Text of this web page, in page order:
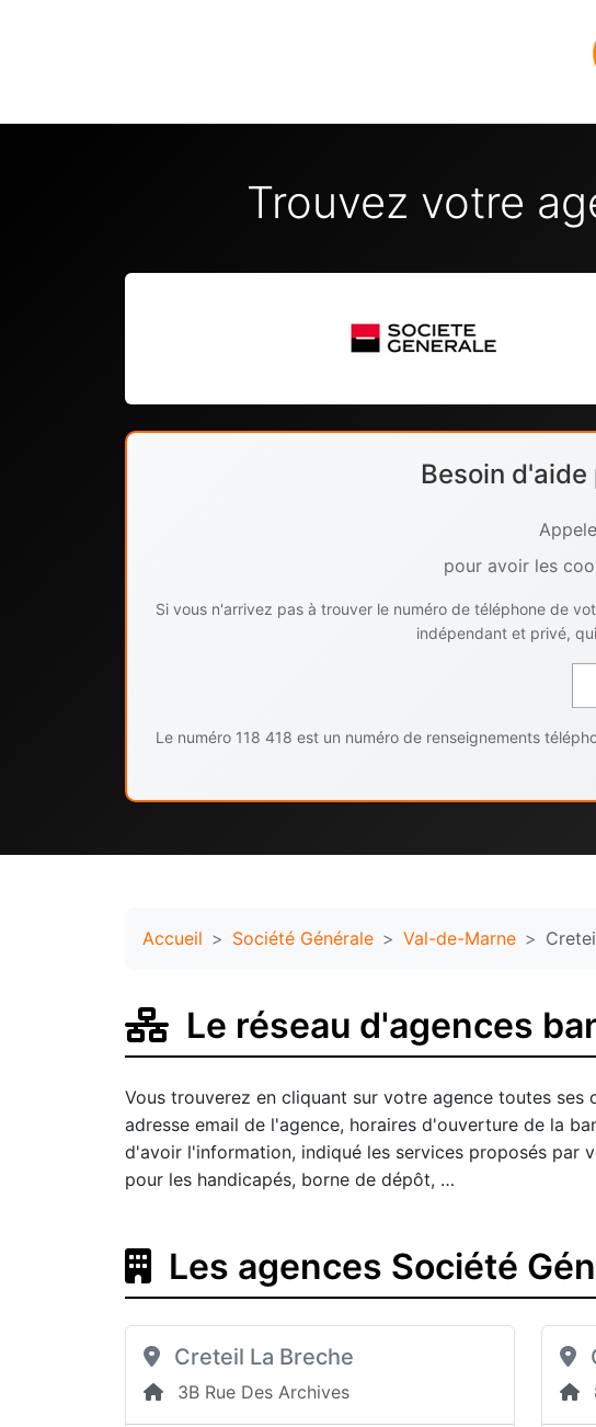
Trouvez votre
Besoin
pour avoir les
Si vous n'arrivez pas à trouver le numéro de téléphone de
indépendant et privé,
Le numéro 118 418 est un numéro de renseignements
Accueil Société Générale Val-de-Marne
Le réseau d'agences
Vous trouverez en cliquant sur votre agence toutes
adresse email de l'agence, horaires d'ouverture de la
d'avoir l'information, indiqué les services proposés par
pour les handicapés, borne de dépôt, …
Les agences Société
Creteil La Breche
3B Rue Des Archives